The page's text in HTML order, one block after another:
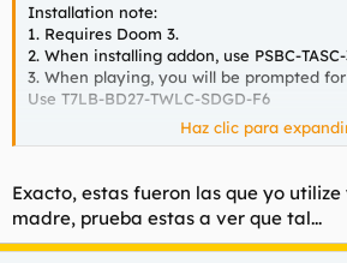
Installation note:
1. Requires Doom 3.
2. When installing addon, use PSBC-
3. When playing, you will be prompted
Use T7LB-BD27-TWLC-SDGD-F6
A mí me pasaba lo mismo, usé esas
Haz clic para
Exacto, estas fueron las que yo
madre, prueba estas a ver que tal...